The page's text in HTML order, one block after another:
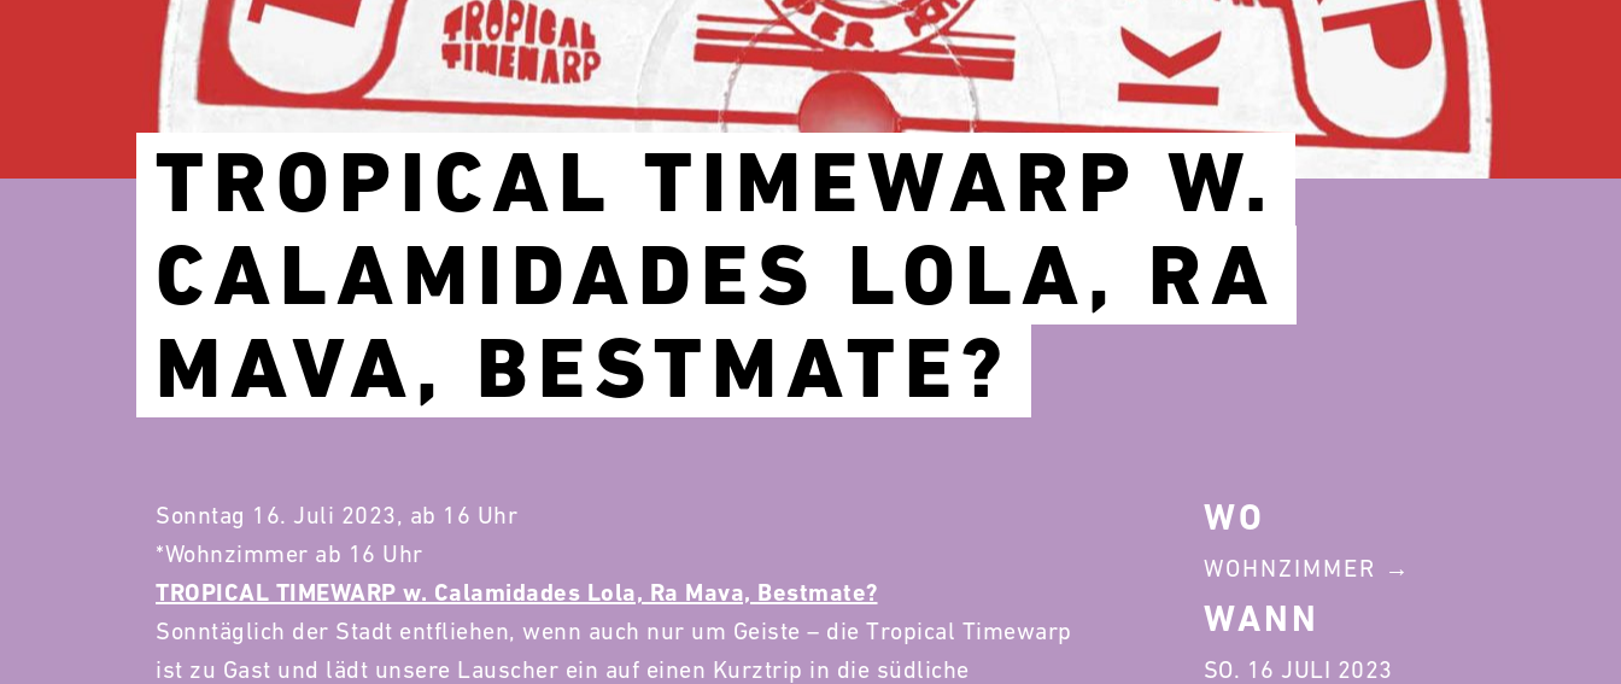
TROPICAL TIMEWARP W.
CALAMIDADES LOLA, RA
MAVA, BESTMATE?
Sonntag 16. Juli 2023, ab 16 Uhr
*Wohnzimmer ab 16 Uhr
TROPICAL TIMEWARP w. Calamidades Lola, Ra Mava, Bestmate?
Sonntäglich der Stadt entfliehen, wenn auch nur um Geiste – die Tropical Timewarp
ist zu Gast und lädt unsere Lauscher ein auf einen Kurztrip in die südliche
WO
WOHNZIMMER
WANN
SO. 16 JULI 2023